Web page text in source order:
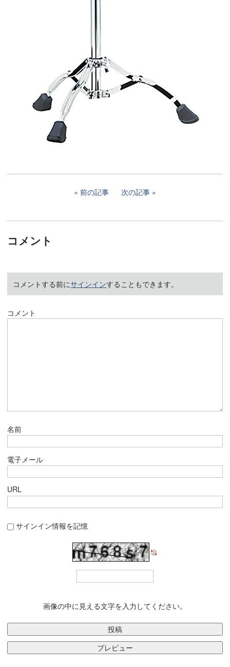
前の記事 次の記事
コメント
コメントする前にサインインすることもできます。
コメント
名前
電子メール
URL
サインイン情報を記憶
画像の中に見える文字を入力してください。